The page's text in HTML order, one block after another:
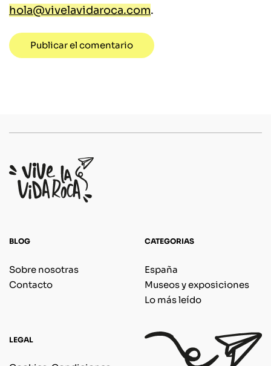
hola@vivelavidaroca.com.
BLOG
Sobre nosotras
Contacto
CATEGORIAS
España
Museos y exposiciones
Lo más leído
LEGAL